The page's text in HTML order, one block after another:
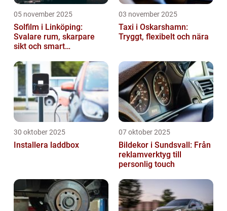
05 november 2025
Solfilm i Linköping:
Svalare rum, skarpare
sikt och smart
03 november 2025
Taxi i Oskarshamn:
Tryggt, flexibelt och nära
30 oktober 2025
Installera laddbox
07 oktober 2025
Bildekor i Sundsvall: Från
reklamverktyg till
personlig touch